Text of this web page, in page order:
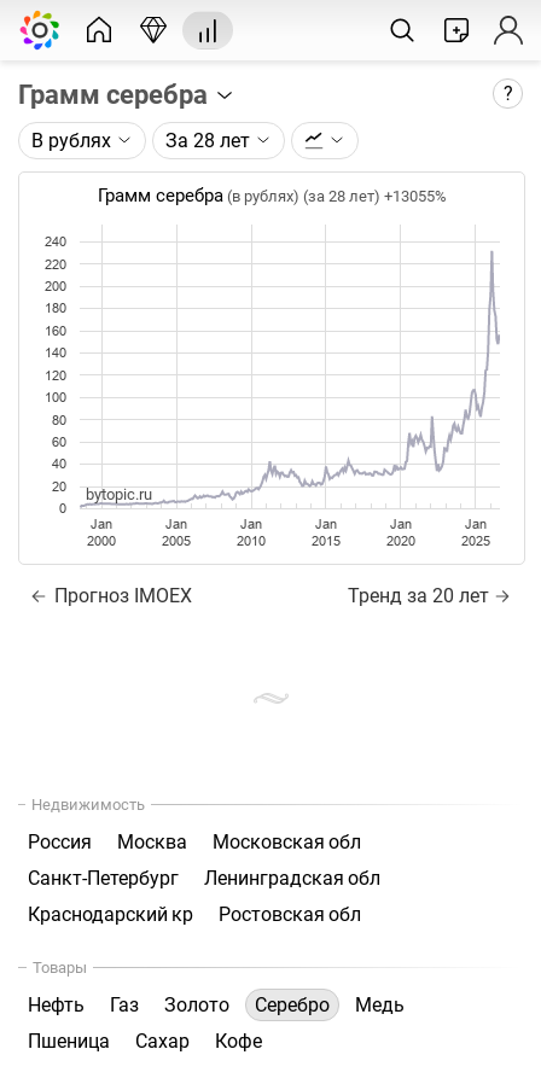
Грамм серебра ?
Описание графика:
Цена фьючерса на серебро, торгуемого на ICE.
Каждая точка на графике - цена закрытия дня,
недели или месяца. Оптимальный таймфрейм
(день, неделя, месяц) подбирается автоматически
при изменении глубины графика.
Данные добавляются ежедневно.
В рублях За 28 лет
Грамм серебра (в рублях) (за 28 лет) +13055%
Jan
2000
Jan
2005
Jan
2010
Jan
2015
Jan
2020
Jan
2025
0
20
40
60
80
100
120
140
160
180
200
220
240
bytopic.ru
Прогноз IMOEX Тренд за 20 лет
Недвижимость
Россия Москва
Московская обл
Санкт-Петербург
Ленинградская обл
Краснодарский кр
Ростовская обл
Товары
Нефть Газ Золото Серебро
Медь
Пшеница
Сахар Кофе